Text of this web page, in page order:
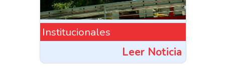
Institucionales
Leer Noticia